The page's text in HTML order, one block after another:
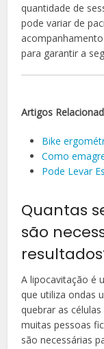
quantidade de
pode variar de
para garantir a
Artigos
Bike
Como
Pode Levar
Quantas
são
A lipocavitação é
que utiliza ondas
quebrar as
muitas pessoas
são necessárias